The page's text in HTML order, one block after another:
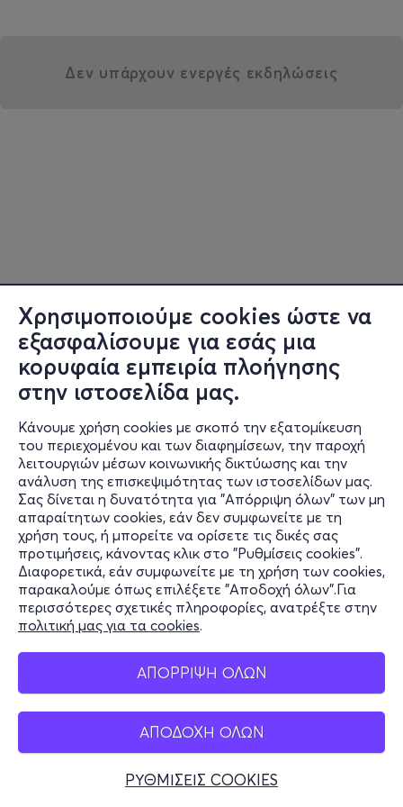
Χρησιμοποιούμε cookies ώστε να
εξασφαλίσουμε για εσάς μια
κορυφαία εμπειρία πλοήγησης
στην ιστοσελίδα μας.
Κάνουμε χρήση cookies με σκοπό την εξατομίκευση
του περιεχομένου και των διαφημίσεων, την παροχή
λειτουργιών μέσων κοινωνικής δικτύωσης και την
ανάλυση της επισκεψιμότητας των ιστοσελίδων μας.
Σας δίνεται η δυνατότητα για "Απόρριψη όλων" των μη
απαραίτητων cookies, εάν δεν συμφωνείτε με τη
χρήση τους, ή μπορείτε να ορίσετε τις δικές σας
προτιμήσεις, κάνοντας κλικ στο "Ρυθμίσεις cookies".
Διαφορετικά, εάν συμφωνείτε με τη χρήση των cookies,
παρακαλούμε όπως επιλέξετε "Αποδοχή όλων".Για
περισσότερες σχετικές πληροφορίες, ανατρέξτε στην
πολιτική μας για τα cookies.
ΑΠΟΡΡΙΨΗ ΟΛΩΝ
ΑΠΟΔΟΧΗ ΟΛΩΝ
ΡΥΘΜΙΣΕΙΣ COOKIES
Δεν υπάρχουν ενεργές εκδηλώσεις